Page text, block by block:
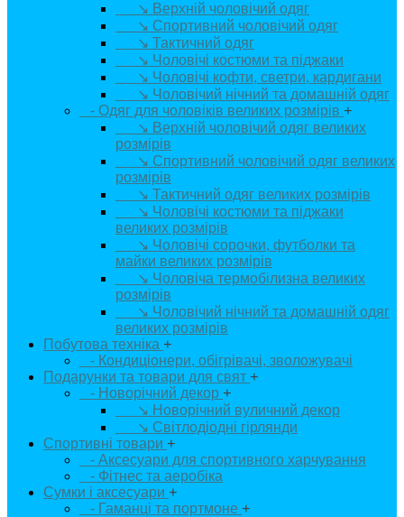
↘ Верхній чоловічий одяг
↘ Спортивний чоловічий одяг
↘ Тактичний одяг
↘ Чоловічі костюми та піджаки
↘ Чоловічі кофти, светри, кардигани
↘ Чоловічий нічний та домашній одяг
- Одяг для чоловіків великих розмірів +
↘ Верхній чоловічий одяг великих
розмірів
↘ Спортивний чоловічий одяг великих
розмірів
↘ Тактичний одяг великих розмірів
↘ Чоловічі костюми та піджаки
великих розмірів
↘ Чоловічі сорочки, футболки та
майки великих розмірів
↘ Чоловіча термобілизна великих
розмірів
↘ Чоловічий нічний та домашній одяг
великих розмірів
Побутова техніка +
- Кондиціонери, обігрівачі, зволожувачі
Подарунки та товари для свят +
- Новорічний декор +
↘ Новорічний вуличний декор
↘ Світлодіодні гірлянди
Спортивні товари +
- Аксесуари для спортивного харчування
- Фітнес та аеробіка
Сумки і аксесуари +
- Гаманці та портмоне +